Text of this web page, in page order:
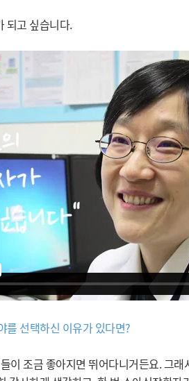
되고 싶습니다.
를 선택하신 이유가 있다면?
이 조금 좋아지면 뛰어다니거든요. 그